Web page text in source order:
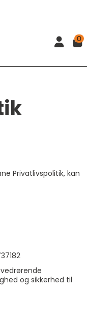
0
Privatlivspolitik, kan
og sikkerhed til